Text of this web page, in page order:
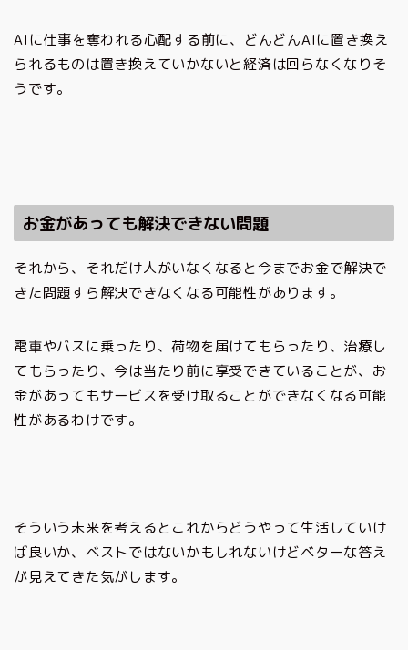
AIに仕事を奪われる心配する前に、どんどんAIに置き換え
られるものは置き換えていかないと経済は回らなくなりそ
うです。
お金があっても解決できない問題
それから、それだけ人がいなくなると今までお金で解決で
きた問題すら解決できなくなる可能性があります。
電車やバスに乗ったり、荷物を届けてもらったり、治療し
てもらったり、今は当たり前に享受できていることが、お
金があってもサービスを受け取ることができなくなる可能
性があるわけです。
そういう未来を考えるとこれからどうやって生活していけ
ば良いか、ベストではないかもしれないけどベターな答え
が見えてきた気がします。